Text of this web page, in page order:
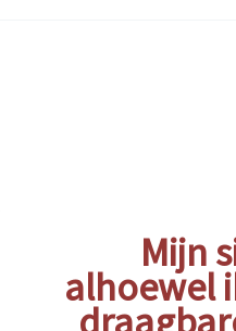
Mijn
alhoewel